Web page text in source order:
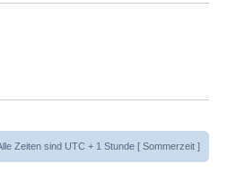
Zeiten sind UTC + 1 Stunde [ Sommerzeit ]